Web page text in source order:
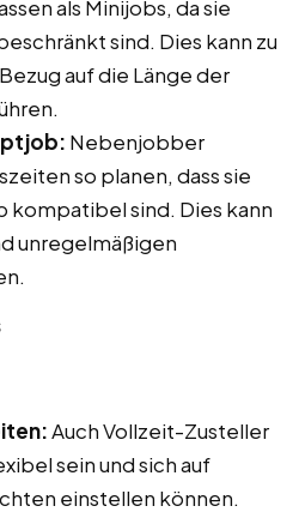
als Minijobs, da sie
sind. Dies kann zu
auf die Länge der
Nebenjobber
so planen, dass sie
kompatibel sind. Dies kann
unregelmäßigen
Auch Vollzeit-Zusteller
sein und sich auf
einstellen können.